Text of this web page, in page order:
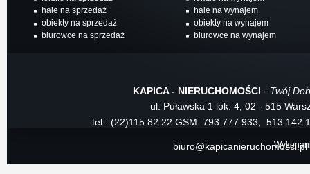
hale na sprzedaż
obiekty na sprzedaż
biurowce na sprzedaż
hale na wynajem
obiekty na wynajem
biurowce na wynajem
KAPICA - NIERUCHOMOŚCI - Twój
ul. Puławska 1 lok. 4, 02 - 515
tel.: (22)115 82 22 GSM: 793 777 933, 513 142
biuro@kapicanieruchomosci.pl